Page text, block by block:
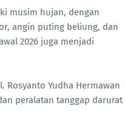
musim hujan, dengan
angin puting beliung, dan
2026 juga menjadi
Rosyanto Yudha Hermawan
peralatan tanggap darurat